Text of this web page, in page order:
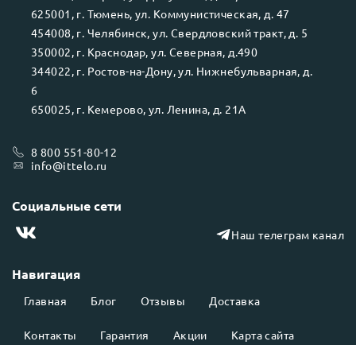
Навигация
Главная Блог Отзывы Доставка
Контакты Гарантия Акции Карта сайта
625001 , г. Тюмень, ул. Коммунистическая, д. 47
454008, г. Челябинск, ул. Свердловский тракт, д. 5
350002, г. Краснодар, ул. Северная, д.490
344022, г. Ростов-на-Дону, ул. Нижнебульварная, д.
6
650025, г. Кемерово, ул. Ленина, д. 21А
8 800 551-80-12
info@ittelo.ru
Социальные сети
Наш телеграм канал